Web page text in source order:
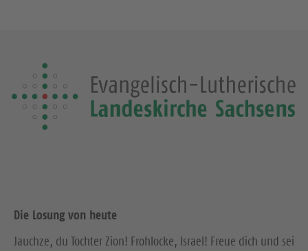
Die Losung von heute
Jauchze, du Tochter Zion! Frohlocke, Israel! Freue dich und sei